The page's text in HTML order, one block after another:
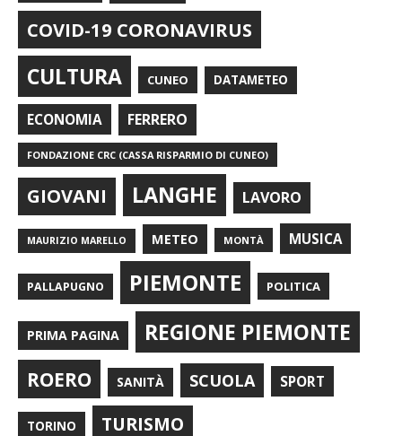
COVID-19 CORONAVIRUS
CULTURA CUNEO DATAMETEO
ECONOMIA FERRERO
FONDAZIONE CRC (CASSA RISPARMIO DI CUNEO)
GIOVANI LANGHE LAVORO
MAURIZIO MARELLO METEO MONTÀ MUSICA
PALLAPUGNO PIEMONTE POLITICA
PRIMA PAGINA REGIONE PIEMONTE
ROERO SANITÀ SCUOLA SPORT
TORINO TURISMO